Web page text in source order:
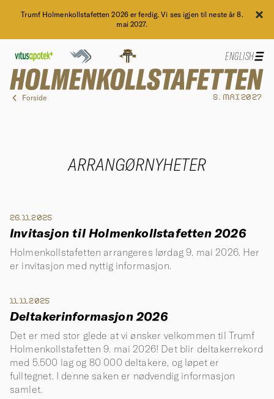
Trumf Holmenkollstafetten 2026 er ferdig. Vi ses igjen til neste år 8.
mai 2027.
Forside 8. MAI 2027
ENGLISH
ARRANGØRNYHETER
26.11.2025
Invitasjon til Holmenkollstafetten 2026
Holmenkollstafetten arrangeres lørdag 9. mai 2026. Her
er invitasjon med nyttig informasjon.
11.11.2025
Deltakerinformasjon 2026
Det er med stor glede at vi ønsker velkommen til Trumf
Holmenkollstafetten 9. mai 2026! Det blir deltakerrekord
med 5.500 lag og 80 000 deltakere, og løpet er
fulltegnet. I denne saken er nødvendig informasjon
samlet.